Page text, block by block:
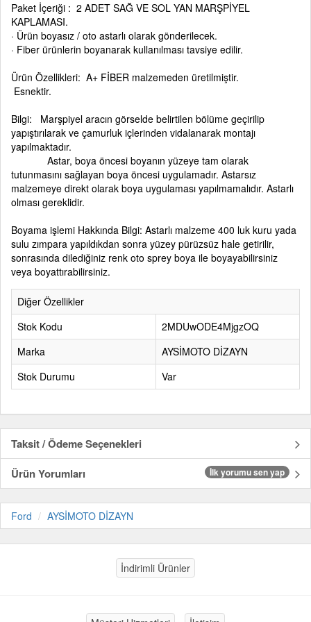
Paket İçeriği : 2 ADET SAĞ VE SOL YAN MARŞPİYEL
KAPLAMASI.
· Ürün boyasız / oto astarlı olarak gönderilecek.
· Fiber ürünlerin boyanarak kullanılması tavsiye edilir.
Ürün Özellikleri: A+ FİBER malzemeden üretilmiştir.
Esnektir.
Bilgi: Marşpiyel aracın görselde belirtilen bölüme geçirilip
yapıştırılarak ve çamurluk içlerinden vidalanarak montajı
yapılmaktadır.
Astar, boya öncesi boyanın yüzeye tam olarak
tutunmasını sağlayan boya öncesi uygulamadır. Astarsız
malzemeye direkt olarak boya uygulaması yapılmamalıdır. Astarlı
olması gereklidir.
Boyama işlemi Hakkında Bilgi: Astarlı malzeme 400 luk kuru yada
sulu zımpara yapıldıkdan sonra yüzey pürüzsüz hale getirilir,
sonrasında dilediğiniz renk oto sprey boya ile boyayabilirsiniz
veya boyattırabilirsiniz.
Diğer Özellikler
Stok Kodu
2MDUwODE4MjgzOQ
Marka
AYSİMOTO DİZAYN
Stok Durumu
Var
Taksit / Ödeme Seçenekleri
Ürün Yorumları
İlk yorumu sen yap
Ford AYSİMOTO DİZAYN
İndirimli Ürünler